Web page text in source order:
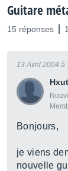
Guitare
15 réponses
13 Avril 2004 à
Bonjours,
je viens
nouvelle